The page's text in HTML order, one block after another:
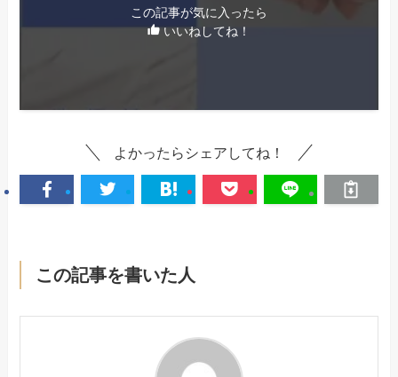
この記事が気に入ったら
いいねしてね！
よかったらシェアしてね！
この記事を書いた人